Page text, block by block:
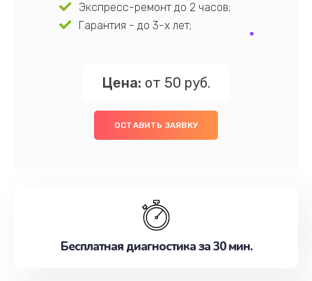
Экспресс-ремонт до 2 часов;
Гарантия - до 3-х лет;
Цена: от 50 руб.
ОСТАВИТЬ ЗАЯВКУ
Бесплатная диагностика за 30 мин.